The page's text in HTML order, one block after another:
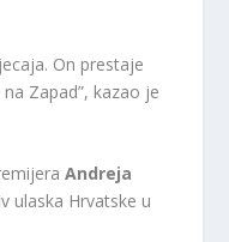
On prestaje
Zapad”, kazao je
Andreja
ulaska Hrvatske u